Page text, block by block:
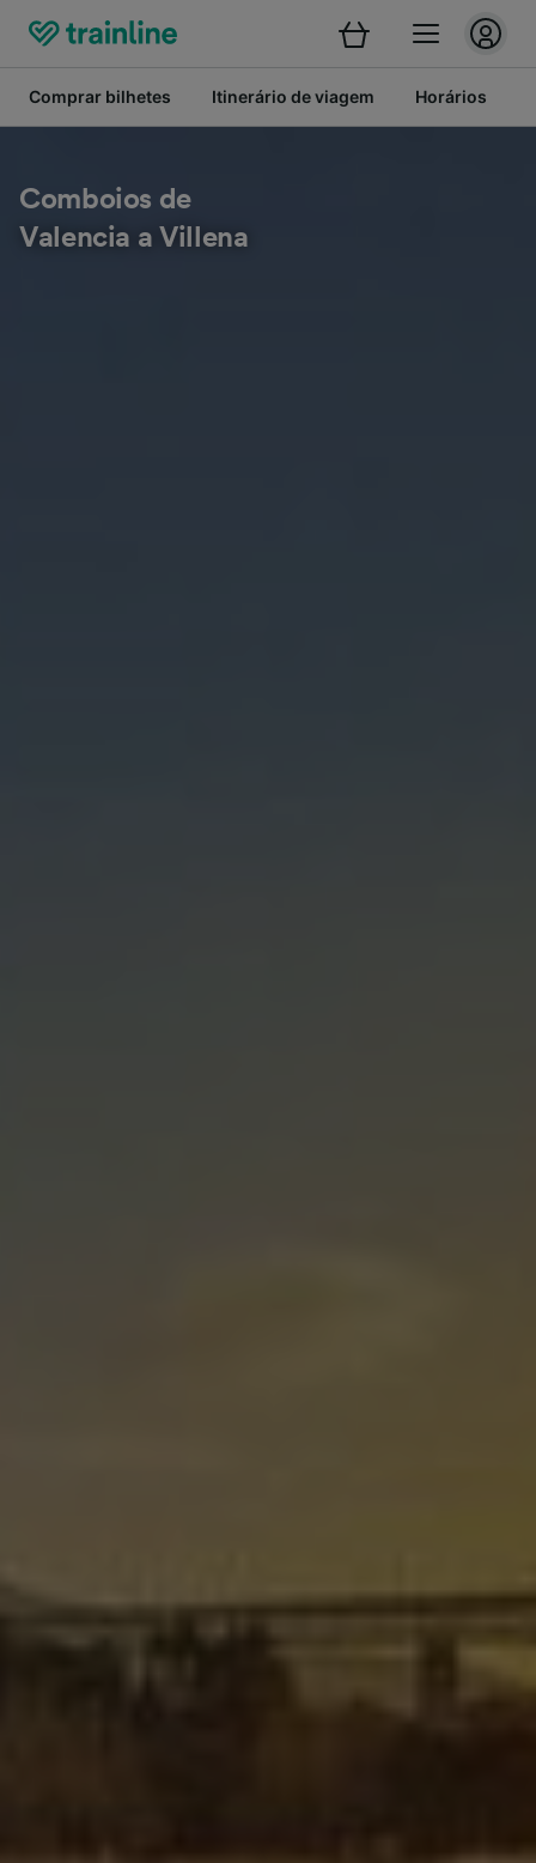
Comprar bilhetes Itinerário de viagem Horários
Comboios de
Valencia a Villena